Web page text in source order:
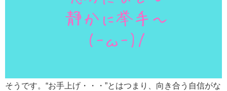
そうです。“お手上げ・・・”とはつまり、向き合う自信がな